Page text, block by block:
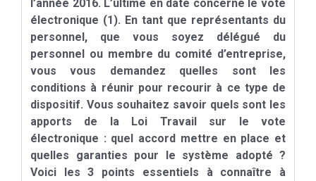
l’année 2016. L’ultime en date concerne le vote
électronique (1). En tant que représentants du
personnel, que vous soyez délégué du
personnel ou membre du comité d’entreprise,
vous vous demandez quelles sont les
conditions à réunir pour recourir à ce type de
dispositif. Vous souhaitez savoir quels sont les
apports de la Loi Travail sur le vote
électronique : quel accord mettre en place et
quelles garanties pour le système adopté ?
Voici les 3 points essentiels à connaître à